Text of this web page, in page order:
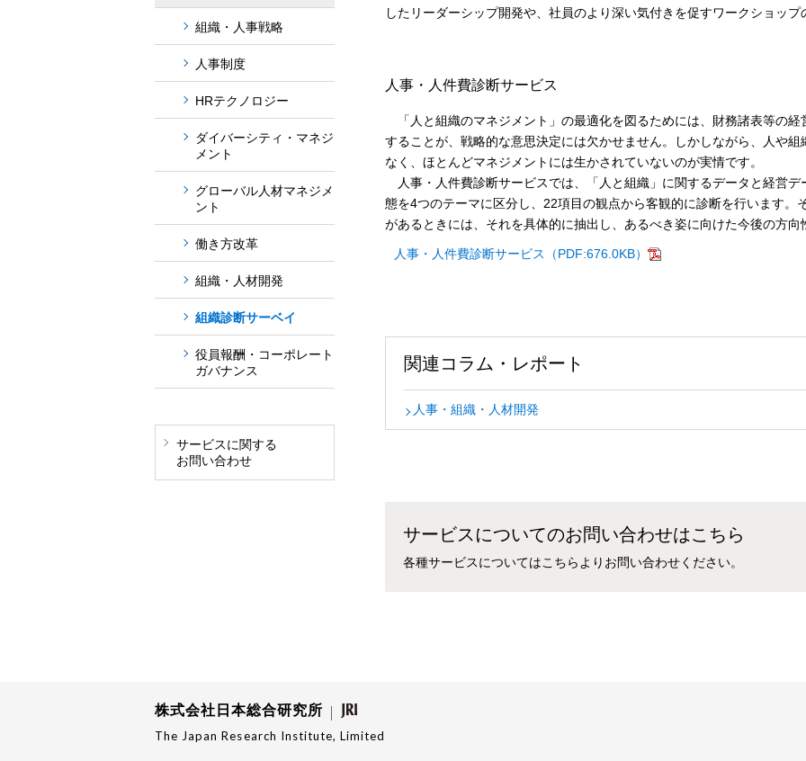
したリーダーシップ開発や、社員のより深い気付きを促すワークショップ
人事・人件費診断サービス
「人と組織のマネジメント」の最適化を図るためには、財務諸表等の
することが、戦略的な意思決定には欠かせません。しかしながら、人や
なく、ほとんどマネジメントには生かされていないのが実情です。
人事・人件費診断サービスでは、「人と組織」に関するデータと経営
態を4つのテーマに区分し、22項目の観点から客観的に診断を行います。
があるときには、それを具体的に抽出し、あるべき姿に向けた今後の方向
人事・人件費診断サービス（PDF:676.0KB）
関連コラム・レポート
人事・組織・人材開発
サービスについてのお問い合わせはこちら
各種サービスについてはこちらよりお問い合わせください。
組織・人事戦略
人事制度
HRテクノロジー
ダイバーシティ・マネジ
メント
グローバル人材マネジメ
ント
働き方改革
組織・人材開発
組織診断サーベイ
役員報酬・コーポレート
ガバナンス
サービスに関する
お問い合わせ
株式会社日本総合研究所
The Japan Research Institute, Limited